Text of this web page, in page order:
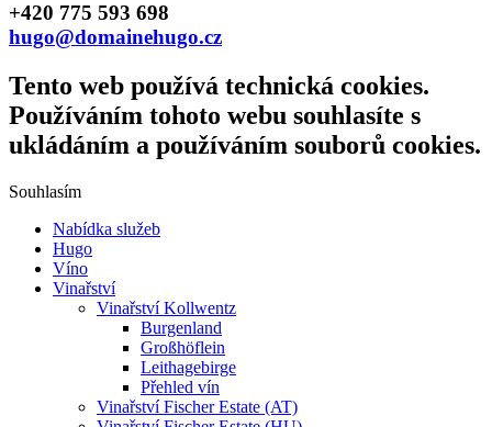
+420 775 593 698
hugo@domainehugo.cz
Tento web používá technická cookies.
Používáním tohoto webu souhlasíte s
ukládáním a používáním souborů cookies.
Souhlasím
Nabídka služeb
Hugo
Víno
Vinařství
Vinařství Kollwentz
Burgenland
Großhöflein
Leithagebirge
Přehled vín
Vinařství Fischer Estate (AT)